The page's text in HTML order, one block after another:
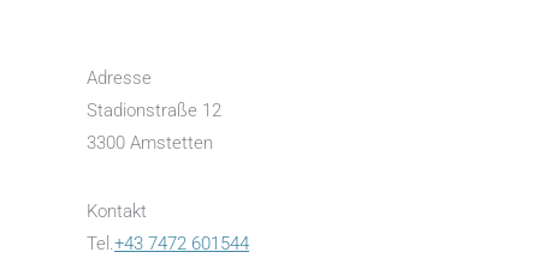
Adresse
Stadionstraße 12
3300 Amstetten
Kontakt
Tel.+43 7472 601544